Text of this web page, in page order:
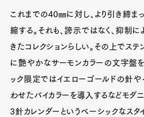
これまでの40㎜に対し、より引き締ま
縮する。それも、誇示ではなく、抑制
きたコレクションらしい。その上でステ
に艶やかなサーモンカラーの文字盤を
ック限定ではイエローゴールドの針や
わせたバイカラーを導入するなどモダニ
3針カレンダーというベーシックなスタ